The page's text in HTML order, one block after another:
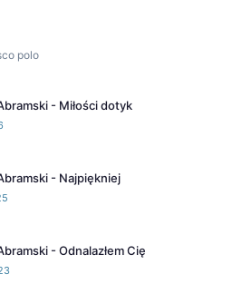
polo
- Miłości dotyk
- Najpiękniej
- Odnalazłem Cię